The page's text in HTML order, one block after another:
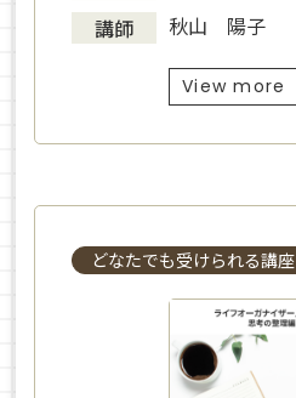
講師
秋山 陽子
View more
どなたでも受けられる講座